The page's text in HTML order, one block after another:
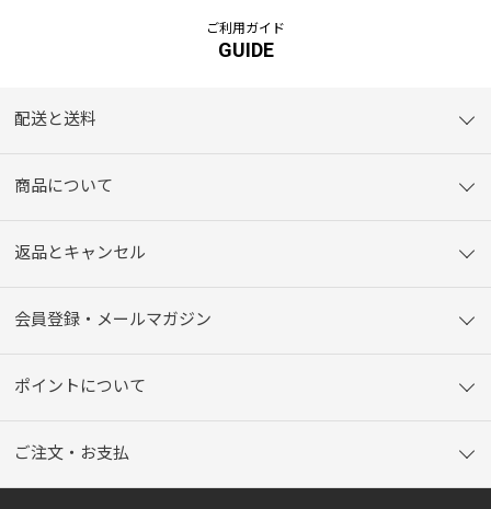
ご利用ガイド
GUIDE
配送と送料
商品について
返品とキャンセル
会員登録・メールマガジン
ポイントについて
ご注文・お支払